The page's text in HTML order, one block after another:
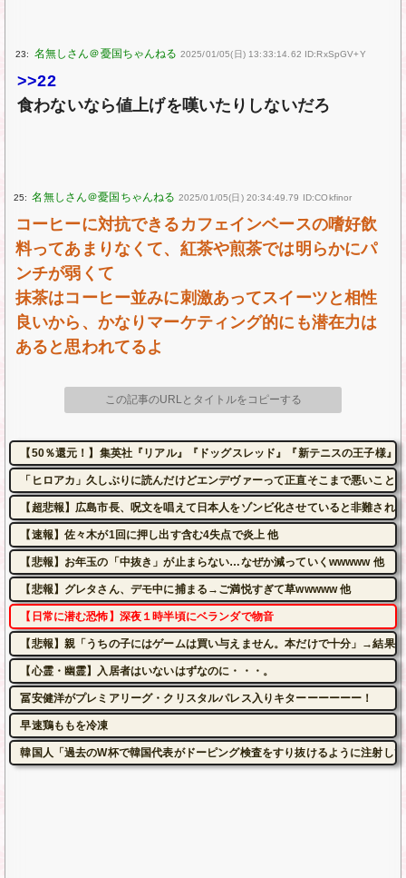
23: 2025/01/05(日) 13:33:14.62 ID:RxSpGV+Y
>>22
食わないなら値上げを嘆いたりしないだろ
25: 2025/01/05(日) 20:34:49.79 ID:COkfinor
コーヒーに対抗できるカフェインベースの嗜好飲
料ってあまりなくて、紅茶や煎茶では明らかにパ
ンチが弱くて
抹茶はコーヒー並みに刺激あってスイーツと相性
良いから、かなりマーケティング的にも潜在力は
あると思われてるよ
この記事のURLとタイトルをコピーする
【50％還元！】集英社『リアル』『ドッグスレッド』『新テニスの王子様』
「ヒロアカ」久しぶりに読んだけどエンデヴァーって正直そこまで悪いこと
【超悲報】広島市長、呪文を唱えて日本人をゾンビ化させていると非難され
【速報】佐々木が1回に押し出す含む4失点で炎上 他
【悲報】お年玉の「中抜き」が止まらない…なぜか減っていくwwwww 他
【悲報】グレタさん、デモ中に捕まる→ご満悦すぎて草wwwww 他
【日常に潜む恐怖】深夜１時半頃にベランダで物音
【悲報】親「うちの子にはゲームは買い与えません。本だけで十分」→結果
【心霊・幽霊】入居者はいないはずなのに・・・。
冨安健洋がプレミアリーグ・クリスタルパレス入りキターーーーーー！
早速鶏ももを冷凍
韓国人「過去のW杯で韓国代表がドーピング検査をすり抜けるように注射